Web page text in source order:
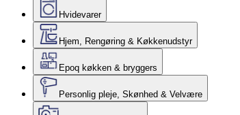
Hvidevarer
Hjem, Rengøring & Køkkenudstyr
Epoq køkken & bryggers
Personlig pleje, Skønhed & Velvære